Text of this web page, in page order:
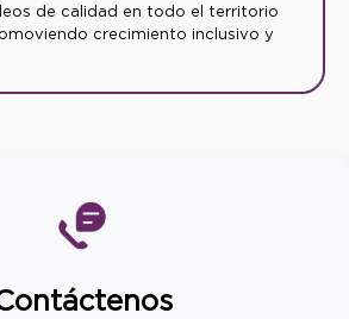
de calidad en todo el territorio
crecimiento inclusivo y